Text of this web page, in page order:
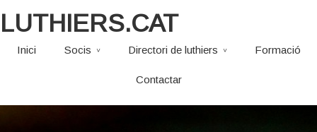
LUTHIERS.CAT
Inici Socis Directori de luthiers Formació
Contactar